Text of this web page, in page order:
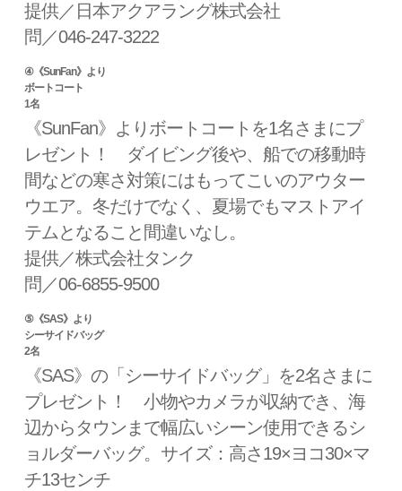
提供／日本アクアラング株式会社
問／046-247-3222
④《SunFan》より
ボートコート
1名
《SunFan》よりボートコートを1名さまにプ
レゼント！ ダイビング後や、船での移動時
間などの寒さ対策にはもってこいのアウター
ウエア。冬だけでなく、夏場でもマストアイ
テムとなること間違いなし。
提供／株式会社タンク
問／06-6855-9500
⑤《SAS》より
シーサイドバッグ
2名
《SAS》の「シーサイドバッグ」を2名さまに
プレゼント！ 小物やカメラが収納でき、海
辺からタウンまで幅広いシーン使用できるシ
ョルダーバッグ。サイズ：高さ19×ヨコ30×マ
チ13センチ